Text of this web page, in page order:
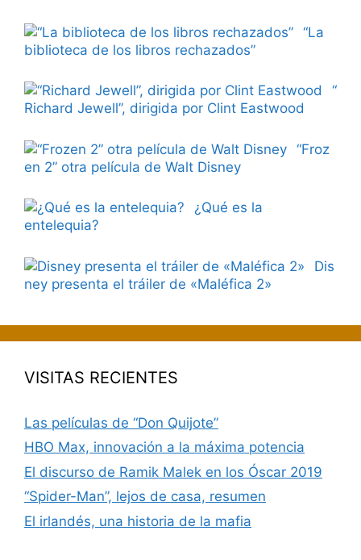
“La
biblioteca de los libros rechazados”
“
Richard Jewell”, dirigida por Clint Eastwood
“Froz
en 2” otra película de Walt Disney
¿Qué es la
entelequia?
Dis
ney presenta el tráiler de «Maléfica 2»
VISITAS RECIENTES
Las películas de “Don Quijote”
HBO Max, innovación a la máxima potencia
El discurso de Ramik Malek en los Óscar 2019
“Spider-Man”, lejos de casa, resumen
El irlandés, una historia de la mafia